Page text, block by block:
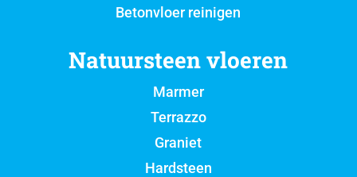
Betonvloer reinigen
Natuursteen vloeren
Marmer
Terrazzo
Graniet
Hardsteen